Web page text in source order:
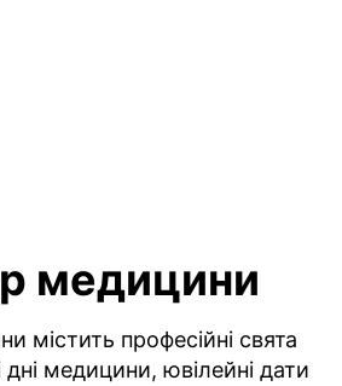
медицини
містить професійні свята
дні медицини, ювілейні дати